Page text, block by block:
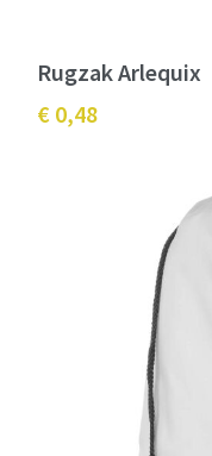
Rugzak Arlequix
€ 0,48